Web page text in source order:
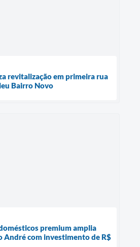
revitalização em primeira rua
Bairro Novo
premium amplia
André com investimento de R$